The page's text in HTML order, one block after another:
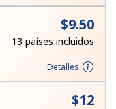
una contraseña
⁦$9.50⁩
13 países incluidos
Detalles
⁦$12⁩